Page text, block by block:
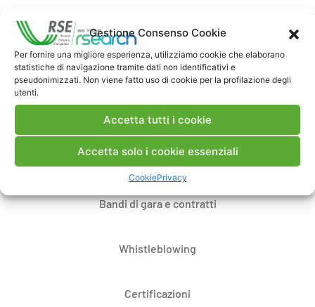
Gestione Consenso Cookie
Per fornire una migliore esperienza, utilizziamo cookie che elaborano
statistiche di navigazione tramite dati non identificativi e
pseudonimizzati. Non viene fatto uso di cookie per la profilazione degli
utenti.
Accetta tutti i cookie
Accetta solo i cookie essenziali
CookiePrivacy
Contatti
Note Legali
Dove siamo
Bandi di gara e contratti
Whistleblowing
Certificazioni